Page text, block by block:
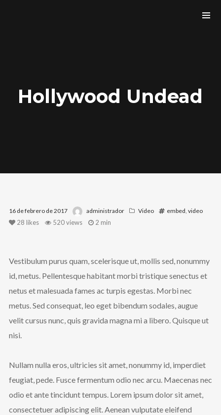
Hollywood Undead
16 de febrero de 2017 administrador Video embed, video
28 likes 520 views 2 min
Vestibulum purus quam, scelerisque ut, mollis sed, nonummy
id, metus. Pellentesque habitant morbi tristique senectus et
netus et malesuada fames ac turpis egestas. Morbi nec
metus. Sed consequat, leo eget bibendum sodales, augue
velit cursus nunc, quis gravida magna mi a libero. Quisque ut
nisi.
Nullam nulla eros, ultricies sit amet, nonummy id, imperdiet
feugiat, pede. Fusce fermentum odio nec arcu. Maecenas nec
odio et ante tincidunt tempus. Lorem ipsum dolor sit amet,
consectetuer adipiscing elit. Aenean vulputate eleifend